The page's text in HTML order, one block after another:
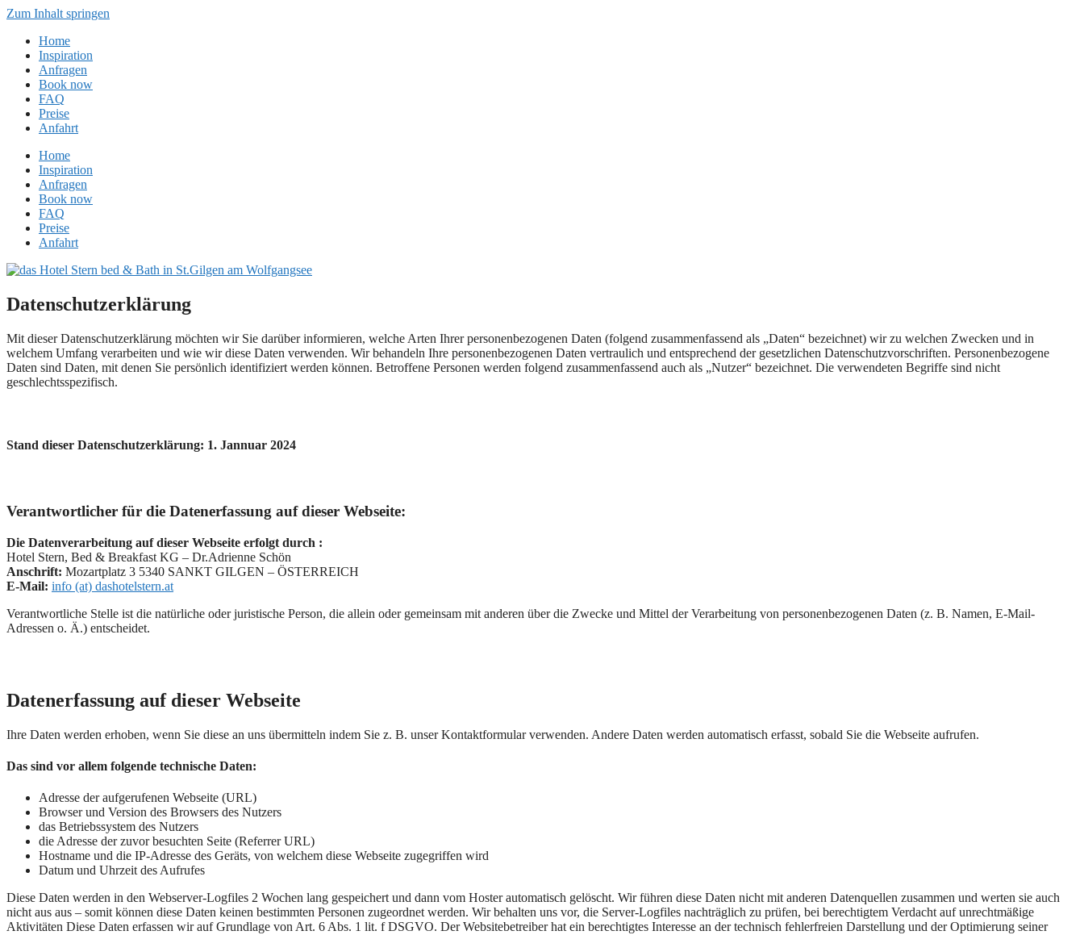
Zum Inhalt springen
Home
Inspiration
Anfragen
Book now
FAQ
Preise
Anfahrt
Home
Inspiration
Anfragen
Book now
FAQ
Preise
Anfahrt
Datenschutzerklärung
Mit dieser Datenschutzerklärung möchten wir Sie darüber informieren, welche Arten Ihrer personenbezogenen Daten (folgend zusammenfassend als „Daten“ bezeichnet) wir zu welchen Zwecken und in
welchem Umfang verarbeiten und wie wir diese Daten verwenden. Wir behandeln Ihre personenbezogenen Daten vertraulich und entsprechend der gesetzlichen Datenschutzvorschriften. Personenbezogene
Daten sind Daten, mit denen Sie persönlich identifiziert werden können. Betroffene Personen werden folgend zusammenfassend auch als „Nutzer“ bezeichnet. Die verwendeten Begriffe sind nicht
geschlechtsspezifisch.
Stand dieser Datenschutzerklärung: 1. Jannuar 2024
Verantwortlicher für die Datenerfassung auf dieser Webseite:
Die Datenverarbeitung auf dieser Webseite erfolgt durch :
Hotel Stern, Bed & Breakfast KG – Dr.Adrienne Schön
Anschrift: Mozartplatz 3 5340 SANKT GILGEN – ÖSTERREICH
E-Mail: info (at) dashotelstern.at
Verantwortliche Stelle ist die natürliche oder juristische Person, die allein oder gemeinsam mit anderen über die Zwecke und Mittel der Verarbeitung von personenbezogenen Daten (z. B. Namen, E-Mail-
Adressen o. Ä.) entscheidet.
Datenerfassung auf dieser Webseite
Ihre Daten werden erhoben, wenn Sie diese an uns übermitteln indem Sie z. B. unser Kontaktformular verwenden. Andere Daten werden automatisch erfasst, sobald Sie die Webseite aufrufen.
Das sind vor allem folgende technische Daten:
Adresse der aufgerufenen Webseite (URL)
Browser und Version des Browsers des Nutzers
das Betriebssystem des Nutzers
die Adresse der zuvor besuchten Seite (Referrer URL)
Hostname und die IP-Adresse des Geräts, von welchem diese Webseite zugegriffen wird
Datum und Uhrzeit des Aufrufes
Diese Daten werden in den Webserver-Logfiles 2 Wochen lang gespeichert und dann vom Hoster automatisch gelöscht. Wir führen diese Daten nicht mit anderen Datenquellen zusammen und werten sie auch
nicht aus aus – somit können diese Daten keinen bestimmten Personen zugeordnet werden. Wir behalten uns vor, die Server-Logfiles nachträglich zu prüfen, bei berechtigtem Verdacht auf unrechtmäßige
Aktivitäten Diese Daten erfassen wir auf Grundlage von Art. 6 Abs. 1 lit. f DSGVO. Der Websitebetreiber hat ein berechtigtes Interesse an der technisch fehlerfreien Darstellung und der Optimierung seiner